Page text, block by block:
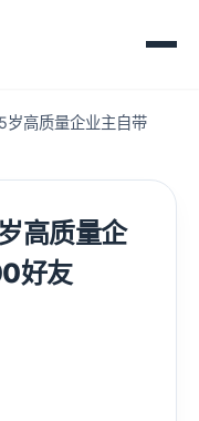
高质量企业主自带
高质量企
好友